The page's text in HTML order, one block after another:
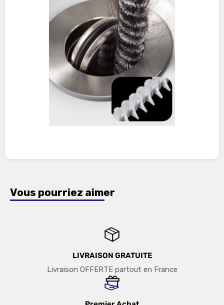
Vous pourriez aimer
LIVRAISON GRATUITE
Livraison OFFERTE partout en France